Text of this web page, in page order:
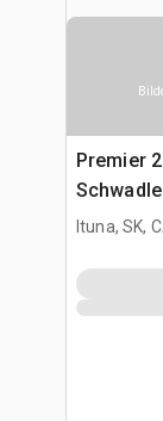
Premier
Ituna, SK,